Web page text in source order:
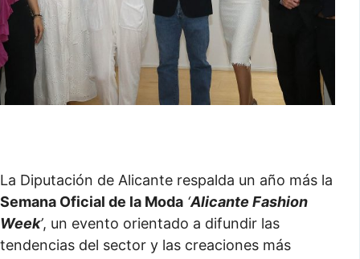
La Diputación de Alicante respalda un año más la
Semana Oficial de la Moda ‘Alicante Fashion
Week’, un evento orientado a difundir las
tendencias del sector y las creaciones más